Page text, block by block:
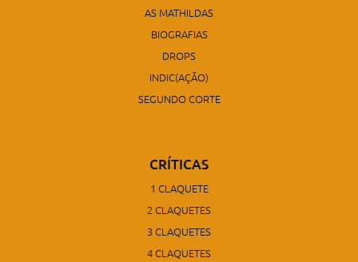
AS MATHILDAS
BIOGRAFIAS
DROPS
INDIC(AÇÃO)
SEGUNDO CORTE
CRÍTICAS
1 CLAQUETE
2 CLAQUETES
3 CLAQUETES
4 CLAQUETES